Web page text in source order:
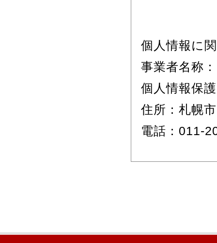
個人情報に
事業者名称
個人情報保
住所：札幌
電話：011-